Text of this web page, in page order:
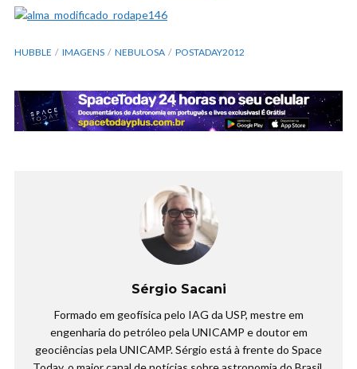
HUBBLE IMAGENS NEBULOSA POSTADAY2012
Sérgio Sacani
Formado em geofísica pelo IAG da USP, mestre em
engenharia do petróleo pela UNICAMP e doutor em
geociências pela UNICAMP. Sérgio está à frente do Space